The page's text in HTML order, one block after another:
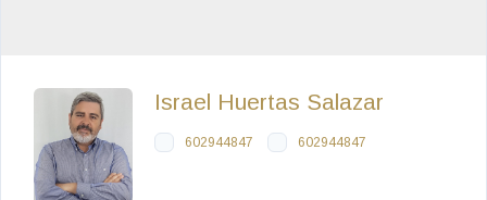
Israel Huertas Salazar
602944847 602944847